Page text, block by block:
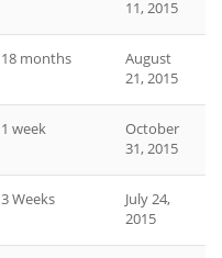
11, 2015
18 months
August
21, 2015
1 week
October
31, 2015
3 Weeks
July 24,
2015